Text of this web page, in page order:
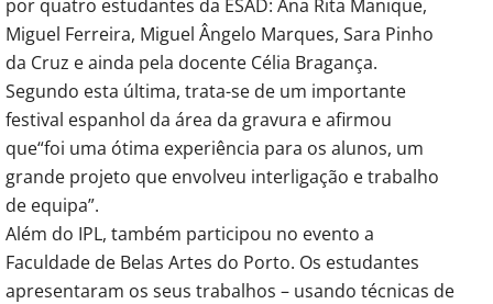
por quatro estudantes da ESAD: Ana Rita Manique,
Miguel Ferreira, Miguel Ângelo Marques, Sara Pinho
da Cruz e ainda pela docente Célia Bragança.
Segundo esta última, trata-se de um importante
festival espanhol da área da gravura e afirmou
que“foi uma ótima experiência para os alunos, um
grande projeto que envolveu interligação e trabalho
de equipa”.
Além do IPL, também participou no evento a
Faculdade de Belas Artes do Porto. Os estudantes
apresentaram os seus trabalhos – usando técnicas de